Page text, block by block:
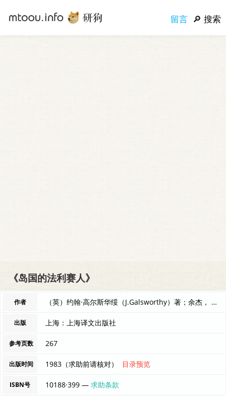
留言 搜索
《岛国的法利赛人》
作者 （英）约翰·高尔斯华绥（J.Galsworthy）著；余杰， 编者
出版 上海：上海译文出版社
参考页数 267
出版时间 1983（求助前请核对） 目录预览
ISBN号 10188·399 —求助条款